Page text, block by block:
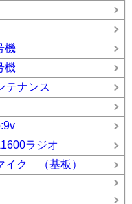
機
機
テナンス
ラジオ
イク （基板）